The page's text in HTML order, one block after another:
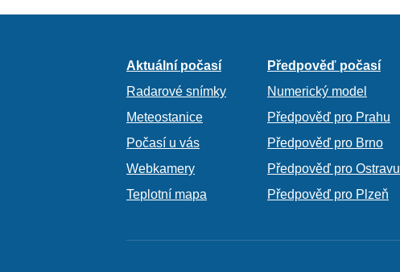
Aktuální počasí
Radarové snímky
Meteostanice
Počasí u vás
Webkamery
Teplotní mapa
Předpověď počasí
Numerický model
Předpověď pro Prahu
Předpověď pro Brno
Předpověď pro Ostravu
Předpověď pro Plzeň